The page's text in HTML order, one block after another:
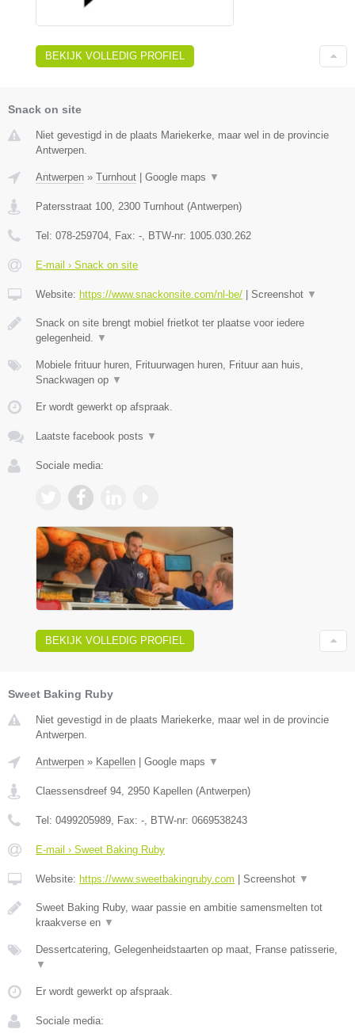
BEKIJK VOLLEDIG PROFIEL
Snack on site
Niet gevestigd in de plaats Mariekerke, maar wel in de provincie
Antwerpen.
Antwerpen » Turnhout Google maps ▼
Patersstraat 100, 2300 Turnhout (Antwerpen)
Tel: 078-259704, Fax: -, BTW-nr: 1005.030.262
E-mail › Snack on site
Website: https://www.snackonsite.com/nl-be/ Screenshot ▼
Snack on site brengt mobiel frietkot ter plaatse voor iedere
gelegenheid. ▼
Mobiele frituur huren, Frituurwagen huren, Frituur aan huis,
Snackwagen op ▼
Er wordt gewerkt op afspraak.
Laatste facebook posts ▼
Sociale media:
BEKIJK VOLLEDIG PROFIEL
Sweet Baking Ruby
Niet gevestigd in de plaats Mariekerke, maar wel in de provincie
Antwerpen.
Antwerpen » Kapellen Google maps ▼
Claessensdreef 94, 2950 Kapellen (Antwerpen)
Tel: 0499205989, Fax: -, BTW-nr: 0669538243
E-mail › Sweet Baking Ruby
Website: https://www.sweetbakingruby.com Screenshot ▼
Sweet Baking Ruby, waar passie en ambitie samensmelten tot
kraakverse en ▼
Dessertcatering, Gelegenheidstaarten op maat, Franse patisserie,
▼
Er wordt gewerkt op afspraak.
Sociale media: